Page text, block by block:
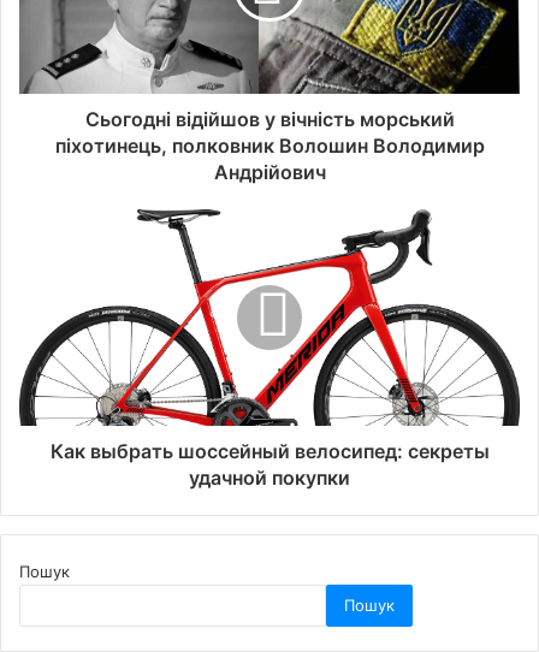
Сьогодні відійшов у вічність морський
піхотинець, полковник Волошин Володимир
Андрійович
Как выбрать шоссейный велосипед: секреты
удачной покупки
Пошук
Пошук